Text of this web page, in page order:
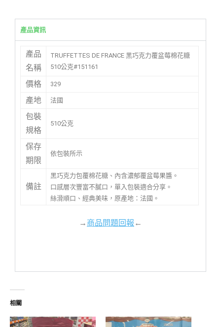
產品資訊
產品
名稱
TRUFFETTES DE FRANCE 黑巧克力覆盆莓棉花糖
510公克#151161
價格 329
產地 法國
包裝
規格
510公克
保存
期限
依包裝所示
備註
黑巧克力包覆棉花糖、內含濃郁覆盆莓果醬。
口感層次豐富不膩口，單入包裝適合分享。
絲滑順口、經典美味，原產地：法國。
→商品問題回報←
相關